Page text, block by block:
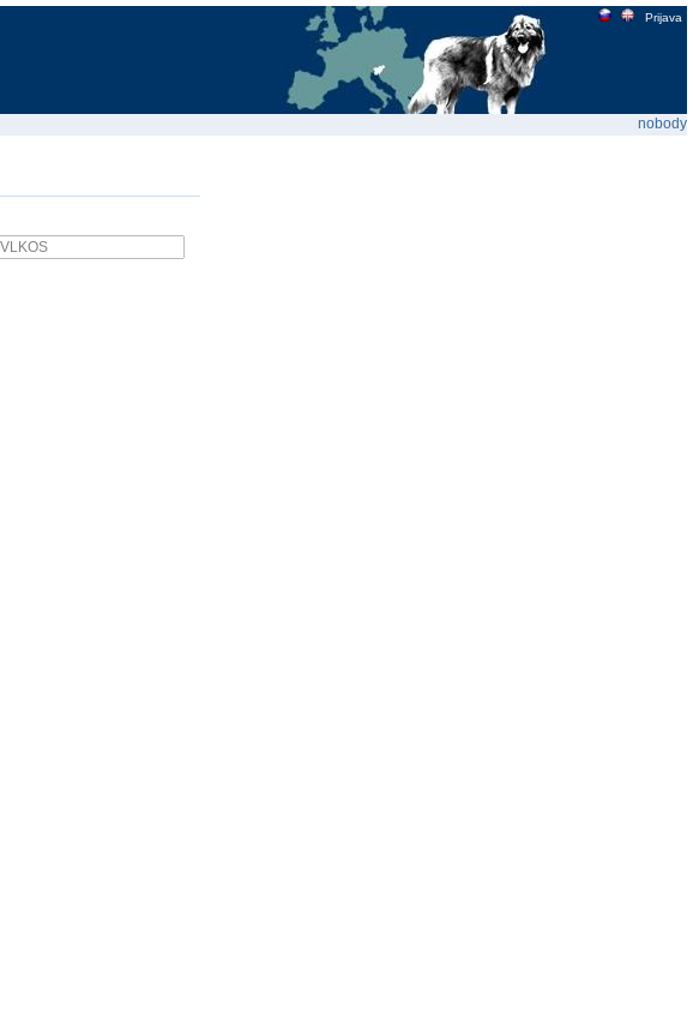
Prijava
nobody